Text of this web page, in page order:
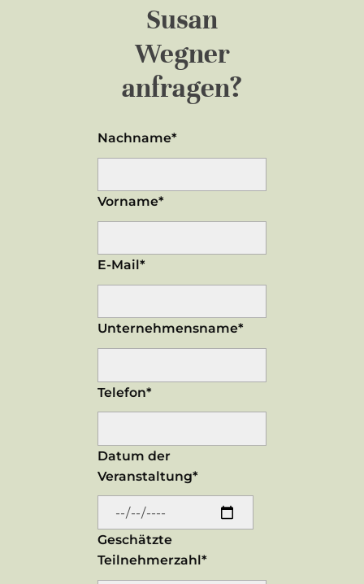
Susan
Wegner
anfragen?
Nachname*
Vorname*
E-Mail*
Unternehmensname*
Telefon*
Datum der
Veranstaltung*
Geschätzte
Teilnehmerzahl*